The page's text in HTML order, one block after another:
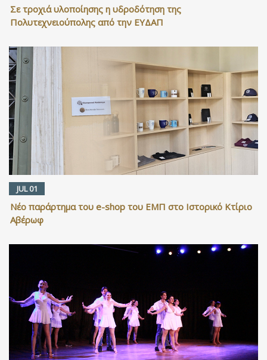
Σε τροχιά υλοποίησης η υδροδότηση της
Πολυτεχνειούπολης από την ΕΥΔΑΠ
JUL 01
Νέο παράρτημα του e-shop του ΕΜΠ στο Ιστορικό Κτίριο
Αβέρωφ